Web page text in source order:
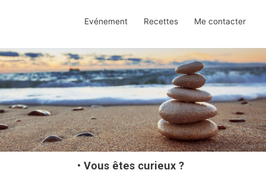
Evénement Recettes Me contacter
• Vous êtes curieux ?